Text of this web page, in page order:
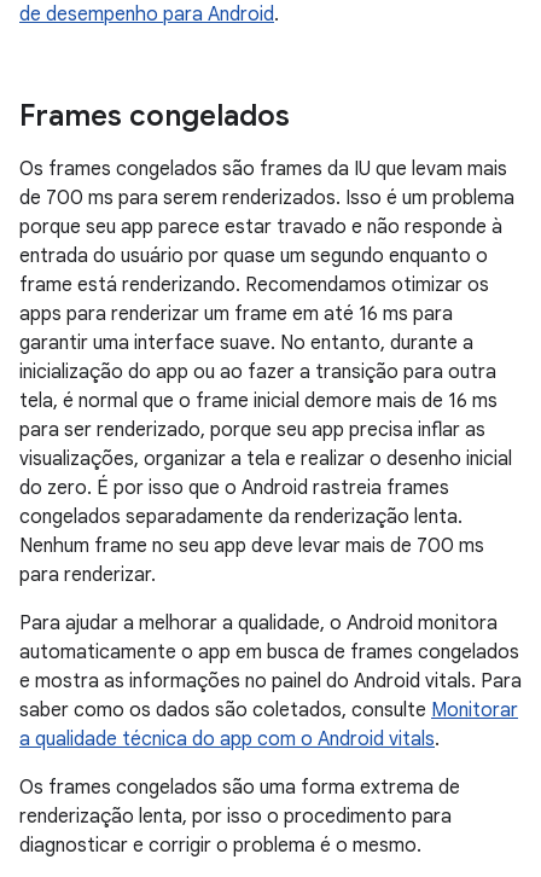
de desempenho para Android.
Frames congelados
Os frames congelados são frames da IU que levam mais
de 700 ms para serem renderizados. Isso é um problema
porque seu app parece estar travado e não responde à
entrada do usuário por quase um segundo enquanto o
frame está renderizando. Recomendamos otimizar os
apps para renderizar um frame em até 16 ms para
garantir uma interface suave. No entanto, durante a
inicialização do app ou ao fazer a transição para outra
tela, é normal que o frame inicial demore mais de 16 ms
para ser renderizado, porque seu app precisa inflar as
visualizações, organizar a tela e realizar o desenho inicial
do zero. É por isso que o Android rastreia frames
congelados separadamente da renderização lenta.
Nenhum frame no seu app deve levar mais de 700 ms
para renderizar.
Para ajudar a melhorar a qualidade, o Android monitora
automaticamente o app em busca de frames congelados
e mostra as informações no painel do Android vitals. Para
saber como os dados são coletados, consulte Monitorar
a qualidade técnica do app com o Android vitals.
Os frames congelados são uma forma extrema de
renderização lenta, por isso o procedimento para
diagnosticar e corrigir o problema é o mesmo.